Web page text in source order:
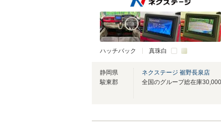
ハッチバック 真珠白
静岡県
駿東郡
ネクステージ 裾野長泉店